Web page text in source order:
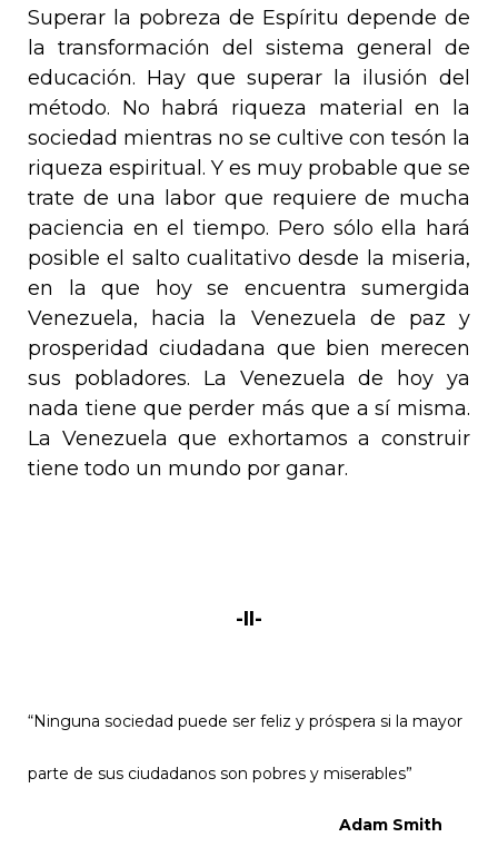
Superar la pobreza de Espíritu depende de
la transformación del sistema general de
educación. Hay que superar la ilusión del
método. No habrá riqueza material en la
sociedad mientras no se cultive con tesón la
riqueza espiritual. Y es muy probable que se
trate de una labor que requiere de mucha
paciencia en el tiempo. Pero sólo ella hará
posible el salto cualitativo desde la miseria,
en la que hoy se encuentra sumergida
Venezuela, hacia la Venezuela de paz y
prosperidad ciudadana que bien merecen
sus pobladores. La Venezuela de hoy ya
nada tiene que perder más que a sí misma.
La Venezuela que exhortamos a construir
tiene todo un mundo por ganar.
-II-
“Ninguna sociedad puede ser feliz y próspera si la mayor
parte de sus ciudadanos son pobres y miserables”
Adam Smith